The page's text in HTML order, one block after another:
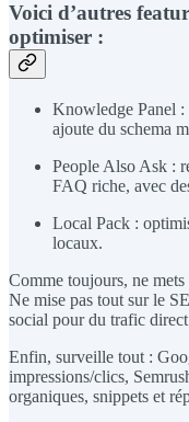
Voici d’autres
optimiser :
Knowledge Panel :
ajoute du schema
People Also Ask :
FAQ riche, avec
Local Pack :
locaux.
Comme toujours, ne mets
Ne mise pas tout sur le
social pour du trafic
Enfin, surveille tout :
impressions/clics,
organiques, snippets et